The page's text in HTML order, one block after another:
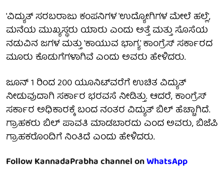
'ವಿದ್ಯುತ್ ಸರಬರಾಜು ಕಂಪನಿಗಳ 'ಉದ್ಯೋಗಿಗಳ ಮೇಲೆ ಹಲ್ಲೆ',
ಮನೆಯ ಮುಖ್ಯಸ್ಥರು ಯಾರು ಎಂದು ಅತ್ತೆ ಮತ್ತು ಸೊಸೆಯ
ನಡುವಿನ ಜಗಳ ಮತ್ತು 'ಕಾಯುವ ಭಾಗ್ಯ' ಕಾಂಗ್ರೆಸ್ ಸರ್ಕಾರದ
ಮೂರು ಕೊಡುಗೆಗಳಾಗಿವೆ ಎಂದು ಅವರು ಹೇಳಿದರು.
ಜೂನ್ 1 ರಿಂದ 200 ಯೂನಿಟ್‌ವರೆಗೆ ಉಚಿತ ವಿದ್ಯುತ್
ನೀಡುವುದಾಗಿ ಸರ್ಕಾರ ಭರವಸೆ ನೀಡಿತ್ತು. ಆದರೆ, ಕಾಂಗ್ರೆಸ್
ಸರ್ಕಾರ ಅಧಿಕಾರಕ್ಕೆ ಬಂದ ನಂತರ ವಿದ್ಯುತ್ ಬಿಲ್ ಹೆಚ್ಚಾಗಿದೆ.
ಗ್ರಾಹಕರು ಬಿಲ್ ಪಾವತಿ ಮಾಡಬಾರದು ಎಂದ ಅವರು, ಬಿಜೆಪಿ
ಗ್ರಾಹಕರೊಂದಿಗೆ ನಿಂತಿದೆ ಎಂದು ಹೇಳಿದರು.
Follow KannadaPrabha channel onWhatsApp